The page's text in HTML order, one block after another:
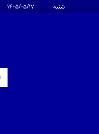
شنبه ۱۴۰۵/۰۵/۱۷